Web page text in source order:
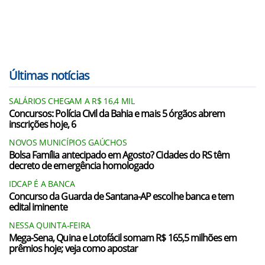
Últimas notícias
SALÁRIOS CHEGAM A R$ 16,4 MIL
Concursos: Polícia Civil da Bahia e mais 5 órgãos abrem
inscrições hoje, 6
NOVOS MUNICÍPIOS GAÚCHOS
Bolsa Família antecipado em Agosto? Cidades do RS têm
decreto de emergência homologado
IDCAP É A BANCA
Concurso da Guarda de Santana-AP escolhe banca e tem
edital iminente
NESSA QUINTA-FEIRA
Mega-Sena, Quina e Lotofácil somam R$ 165,5 milhões em
prêmios hoje; veja como apostar